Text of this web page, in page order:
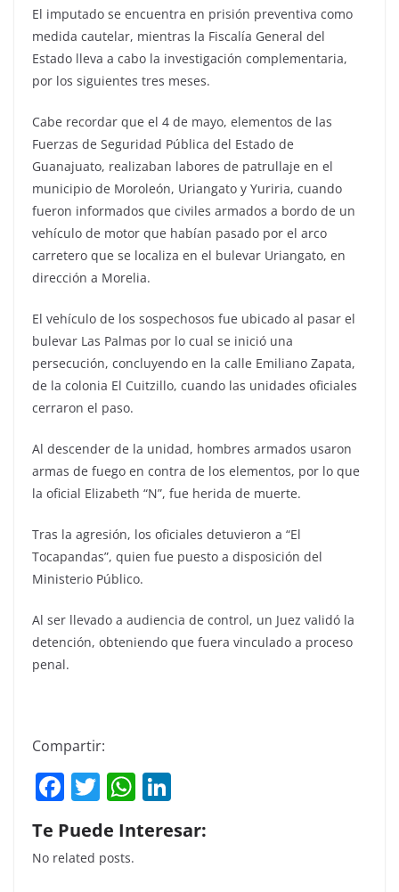
El imputado se encuentra en prisión preventiva como
medida cautelar, mientras la Fiscalía General del
Estado lleva a cabo la investigación complementaria,
por los siguientes tres meses.
Cabe recordar que el 4 de mayo, elementos de las
Fuerzas de Seguridad Pública del Estado de
Guanajuato, realizaban labores de patrullaje en el
municipio de Moroleón, Uriangato y Yuriria, cuando
fueron informados que civiles armados a bordo de un
vehículo de motor que habían pasado por el arco
carretero que se localiza en el bulevar Uriangato, en
dirección a Morelia.
El vehículo de los sospechosos fue ubicado al pasar el
bulevar Las Palmas por lo cual se inició una
persecución, concluyendo en la calle Emiliano Zapata,
de la colonia El Cuitzillo, cuando las unidades oficiales
cerraron el paso.
Al descender de la unidad, hombres armados usaron
armas de fuego en contra de los elementos, por lo que
la oficial Elizabeth “N”, fue herida de muerte.
Tras la agresión, los oficiales detuvieron a “El
Tocapandas”, quien fue puesto a disposición del
Ministerio Público.
Al ser llevado a audiencia de control, un Juez validó la
detención, obteniendo que fuera vinculado a proceso
penal.
Compartir:
F
a
c
e
T
w
itt
er
W
h
at k
Te Puede Interesar:
No related posts.